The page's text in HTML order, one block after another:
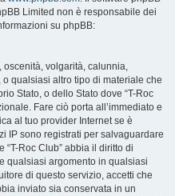
Limited non è responsabile dei
su phpBB:
oscenità, volgarità, calunnia,
qualsiasi altro tipo di materiale che
Stato, o dello Stato dove “T-Roc
Fare ciò porta all’immediato e
al tuo provider Internet se è
IP sono registrati per salvaguardare
Roc Club” abbia il diritto di
qualsiasi argomento in qualsiasi
di questo servizio, accetti che
inviato sia conservata in un